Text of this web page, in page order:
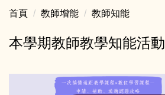
首頁 教師增能 教師知能
本學期教師教學知能活動